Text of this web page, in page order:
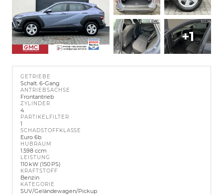
+1
GETRIEBE
Schalt. 6-Gang
ANTRIEBSACHSE
Frontantrieb
ZYLINDER
4
PARTIKELFILTER
1
SCHADSTOFFKLASSE
Euro 6b
HUBRAUM
1.598 ccm
LEISTUNG
110 kW (150 PS)
KRAFTSTOFF
Benzin
KATEGORIE
SUV/Geländewagen/Pickup